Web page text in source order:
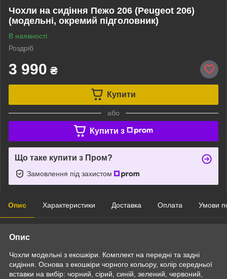
Чохли на сидіння Пежо 206 (Peugeot 206)
(модельні, окремий підголовник)
В наявності
Роздріб
3 990 ₴
Купити
або
Купити з
Що таке купити з Пром?
Замовлення під захистом
Опис Характеристики Доставка Оплата Умови
Опис
Чохли модельні з екошкіри. Комплект на передні та задні
сидіння. Основа з екошкіри чорного кольору, колір середньої
вставки на вибір: чорний, сірий, синій, зелений, червоний,